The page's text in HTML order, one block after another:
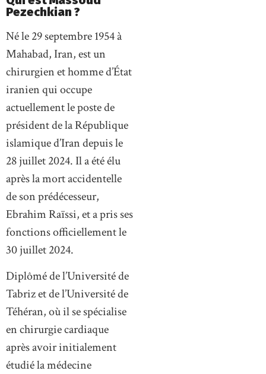
Pezechkian ?
Né le 29 septembre 1954 à
Mahabad, Iran, est un
chirurgien et homme d’État
iranien qui occupe
actuellement le poste de
président de la République
islamique d’Iran depuis le
28 juillet 2024. Il a été élu
après la mort accidentelle
de son prédécesseur,
Ebrahim Raïssi, et a pris ses
fonctions officiellement le
30 juillet 2024.
Diplômé de l’Université de
Tabriz et de l’Université de
Téhéran, où il se spécialise
en chirurgie cardiaque
après avoir initialement
étudié la médecine